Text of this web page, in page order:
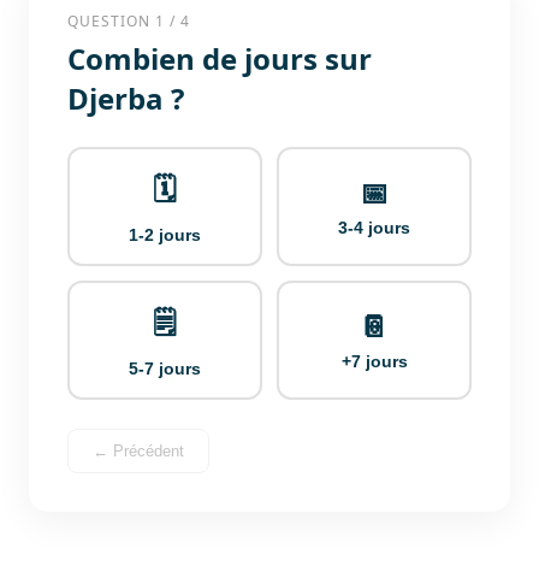
QUESTION 1 / 4
Combien de jours sur
Djerba ?
🗓️
1-2 jours
📅
3-4 jours
🗒️
5-7 jours
📔
+7 jours
← Précédent